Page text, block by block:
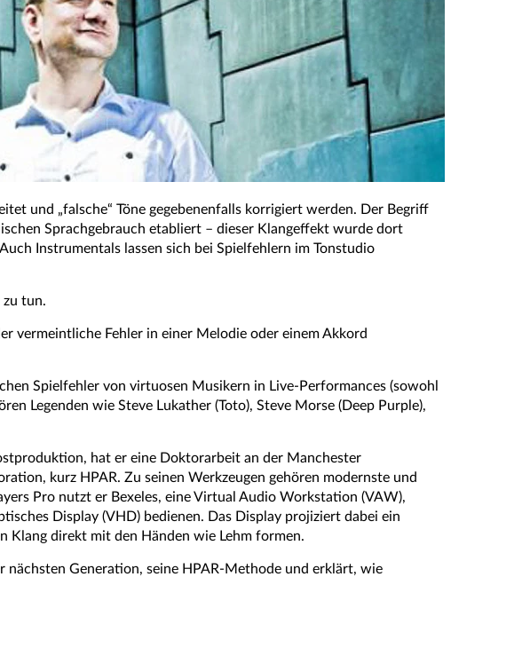
und „falsche“ Töne gegebenenfalls korrigiert werden. Der Begriff
Sprachgebrauch etabliert – dieser Klangeffekt wurde dort
Instrumentals lassen sich bei Spielfehlern im Tonstudio
tun.
vermeintliche Fehler in einer Melodie oder einem Akkord
Spielfehler von virtuosen Musikern in Live-Performances (sowohl
Legenden wie Steve Lukather (Toto), Steve Morse (Deep Purple),
hat er eine Doktorarbeit an der Manchester
kurz HPAR. Zu seinen Werkzeugen gehören modernste und
Pro nutzt er Bexeles, eine Virtual Audio Workstation (VAW),
Display (VHD) bedienen. Das Display projiziert dabei ein
Klang direkt mit den Händen wie Lehm formen.
Generation, seine HPAR-Methode und erklärt, wie